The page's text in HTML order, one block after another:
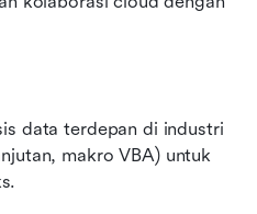
data terdepan di industri
makro VBA) untuk